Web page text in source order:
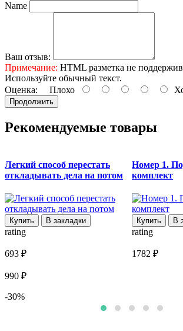
Name
Ваш отзыв:
Примечание: HTML разметка не
Используйте обычный текст.
Оценка: Плохо
Продолжить
Рекомендуемые товары
Легкий способ перестать
откладывать дела на потом
Купить В закладки
rating
693 ₽
990 ₽
-30%
Номер 1.
комплект
Купить В
rating
1782 ₽